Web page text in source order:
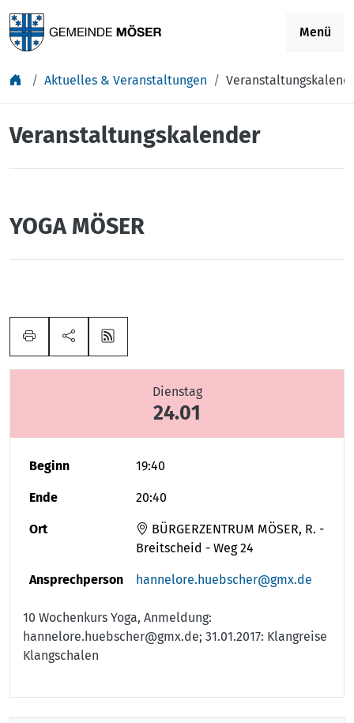
Menü
Aktuelles & Veranstaltungen
Veranstaltungskalender
YOGA MÖSER
Dienstag
24.01
Beginn 19:40
Ende 20:40
Ort
BÜRGERZENTRUM MÖSER, R. -
Breitscheid - Weg 24
Ansprechperson hannelore.huebscher@gmx.de
10 Wochenkurs Yoga, Anmeldung:
hannelore.huebscher@gmx.de; 31.01.2017: Klangreise
Klangschalen